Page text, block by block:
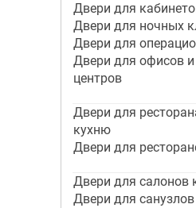
Двери для
Двери для ночных
Двери для
Двери для офисов и
центров
Двери для
кухню
Двери для
Двери для салонов
Двери для санузлов